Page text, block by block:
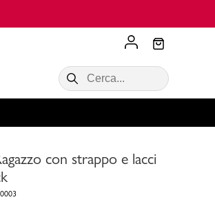
ora
Scopri di più
con strappo e lacci